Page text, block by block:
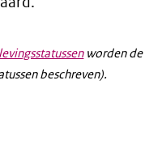
worden de
beschreven).